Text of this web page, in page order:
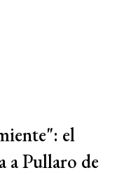
el
a Pullaro de